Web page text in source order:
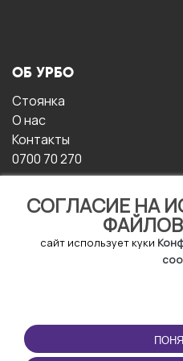
СОГЛАСИЕ НА
ФАЙЛОВ
сайт использует куки
ОБ УРБО
Стоянка
О нас
Контакты
0700 70 270
ЭКСПЛУАТАЦИИ
Условия и положения